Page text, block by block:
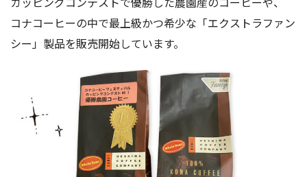
コナコーヒーの中で最上級かつ希少な「エクストラファン
シー」製品を販売開始しています。